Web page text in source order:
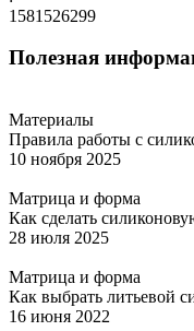
1581526299
Полезная
Материалы
Правила работы с
10 ноября 2025
Матрица и форма
Как сделать
28 июля 2025
Матрица и форма
Как выбрать литьевой
16 июня 2022